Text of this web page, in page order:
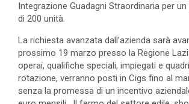
Integrazione Guadagni Straordinaria per
di 200 unità.
La richiesta avanzata dall’azienda sarà
prossimo 19 marzo presso la Regione
operai, qualifiche speciali, impiegati e
rotazione, verranno posti in Cigs fino al
senza la promessa di un incentivo